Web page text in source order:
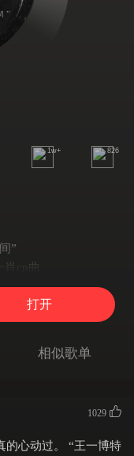
1w+ 826
”
cp曲
着同一片星空
打开
相似歌单
1029
的心动过。 “王一博特